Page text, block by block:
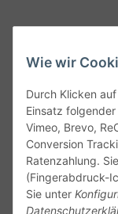
Wie wir
Durch Klicken
Einsatz
Vimeo, Brevo,
Conversion
Ratenzahlung.
(Fingerabdruck-
Sie unter
Service
Gesetzliche
Alle technischen
Angaben